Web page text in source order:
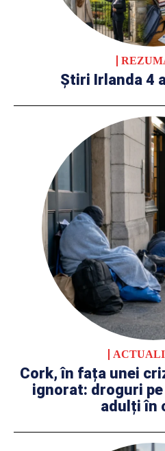
Știri Irlanda 4
Cork, în fața unei
ignorat: droguri
adulți în